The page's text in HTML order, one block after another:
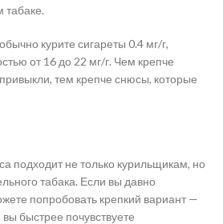
табаке.
курите сигареты 0.4 мг/г,
от 16 до 22 мг/г. Чем крепче
тем крепче снюсы, которые
подходит не только курильщикам, но
табака. Если вы давно
попробовать крепкий вариант —
быстрее почувствуете